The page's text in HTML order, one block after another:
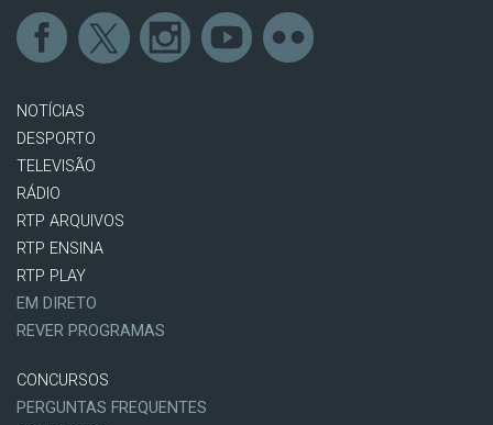
NOTÍCIAS
DESPORTO
TELEVISÃO
RÁDIO
RTP ARQUIVOS
RTP ENSINA
RTP PLAY
EM DIRETO
REVER PROGRAMAS
CONCURSOS
PERGUNTAS FREQUENTES